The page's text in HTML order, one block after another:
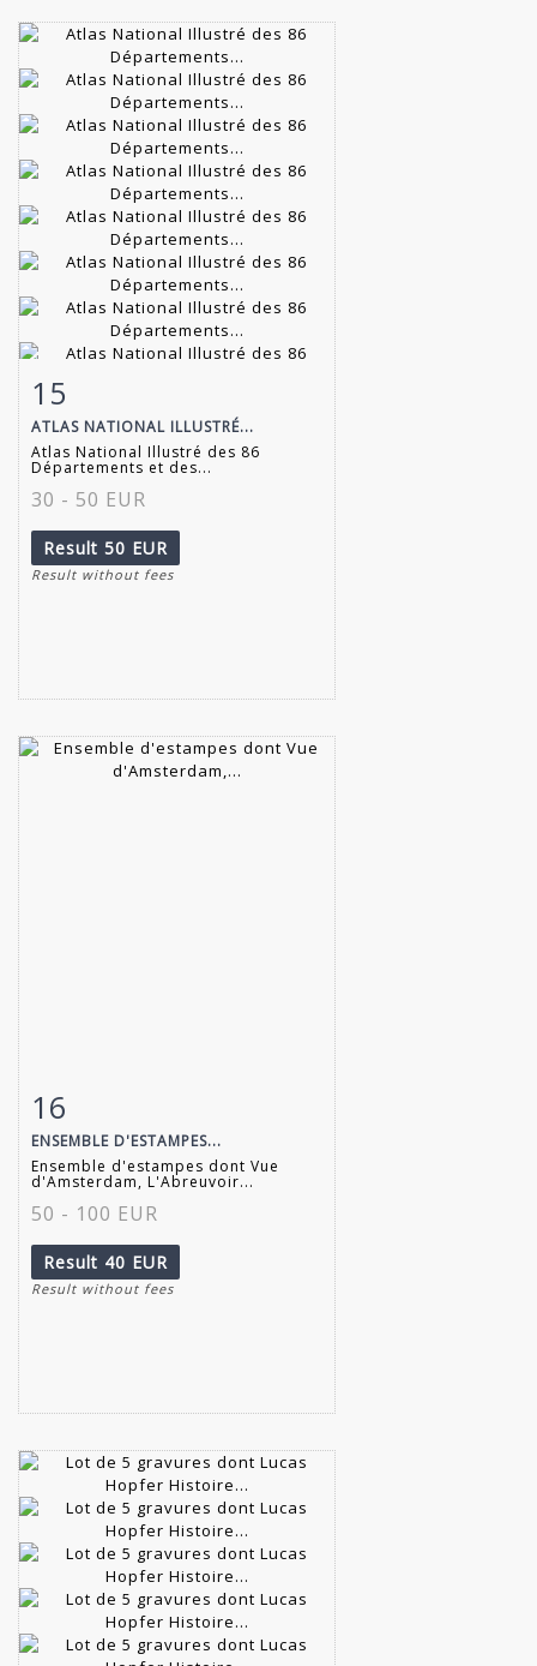
Item detail
15
ATLAS NATIONAL ILLUSTRÉ...
Atlas National Illustré des 86
Départements et des...
30 - 50 EUR
Result 50 EUR
Result without fees
Item detail
16
ENSEMBLE D'ESTAMPES...
Ensemble d'estampes dont Vue
d'Amsterdam, L'Abreuvoir...
50 - 100 EUR
Result 40 EUR
Result without fees